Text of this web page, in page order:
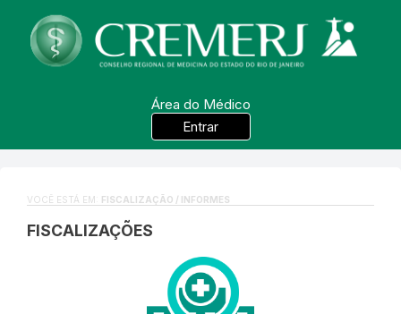
Área do Médico
Entrar
VOCÊ ESTÁ EM: FISCALIZAÇÃO / INFORMES
FISCALIZAÇÕES